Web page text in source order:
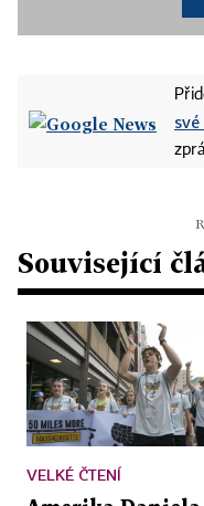
Související
VELKÉ ČTENÍ